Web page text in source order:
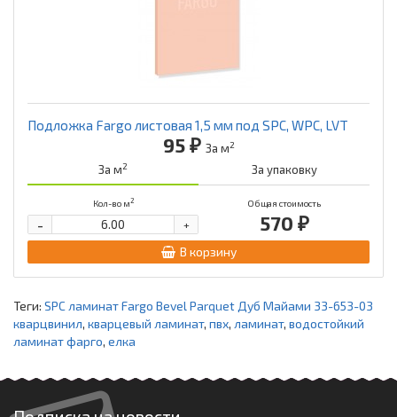
Подложка Fargo листовая 1,5 мм под SPC, WPC, LVT
95 ₽ За м2
За м2 За упаковку
Кол-во м2 Общая стоимость
570 ₽
+
-
В корзину
Теги: SPC ламинат Fargo Bevel Parquet Дуб Майами 33-653-03
кварцвинил, кварцевый ламинат, пвх, ламинат, водостойкий
ламинат фарго, елка